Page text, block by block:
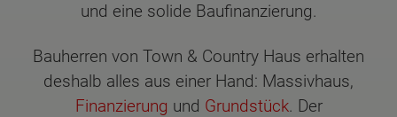
und eine solide Baufinanzierung.
Bauherren von Town & Country Haus erhalten
deshalb alles aus einer Hand: Massivhaus,
Finanzierung und Grundstück. Der